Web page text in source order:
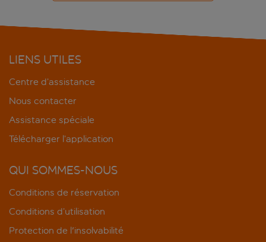
LIENS UTILES
Centre d’assistance
Nous contacter
Assistance spéciale
Télécharger l’application
QUI SOMMES-NOUS
Conditions de réservation
Conditions d’utilisation
Protection de l'insolvabilité